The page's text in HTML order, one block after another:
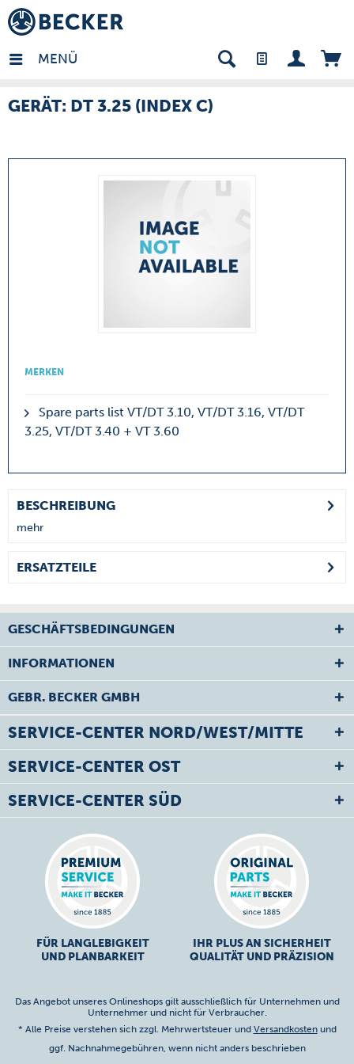
MENÜ
- DE
GERÄT: DT 3.25 (INDEX C)
MERKEN
Spare parts list VT/DT 3.10, VT/DT 3.16, VT/DT
3.25, VT/DT 3.40 + VT 3.60
BESCHREIBUNG
mehr
ERSATZTEILE
GESCHÄFTSBEDINGUNGEN
INFORMATIONEN
GEBR. BECKER GMBH
SERVICE-CENTER NORD/WEST/MITTE
SERVICE-CENTER OST
SERVICE-CENTER SÜD
FÜR LANGLEBIGKEIT
UND PLANBARKEIT
IHR PLUS AN SICHERHEIT
QUALITÄT UND PRÄZISION
Das Angebot unseres Onlineshops gilt ausschließlich für Unternehmen und
Unternehmer und nicht für Verbraucher.
* Alle Preise verstehen sich zzgl. Mehrwertsteuer und Versandkostenund
ggf. Nachnahmegebühren, wenn nicht anders beschrieben